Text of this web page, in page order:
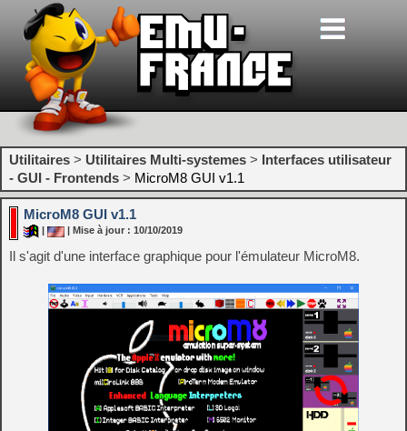
Utilitaires > Utilitaires Multi-systemes > Interfaces utilisateur
- GUI - Frontends > MicroM8 GUI v1.1
MicroM8 GUI v1.1
| Mise à jour : 10/10/2019
Il s'agit d'une interface graphique pour l'émulateur MicroM8.